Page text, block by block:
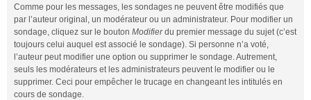
Comme pour les messages, les sondages ne peuvent être modifiés que
par l’auteur original, un modérateur ou un administrateur. Pour modifier un
sondage, cliquez sur le bouton Modifierdu premier message du sujet (c’est
toujours celui auquel est associé le sondage). Si personne n’a voté,
l’auteur peut modifier une option ou supprimer le sondage. Autrement,
seuls les modérateurs et les administrateurs peuvent le modifier ou le
supprimer. Ceci pour empêcher le trucage en changeant les intitulés en
cours de sondage.